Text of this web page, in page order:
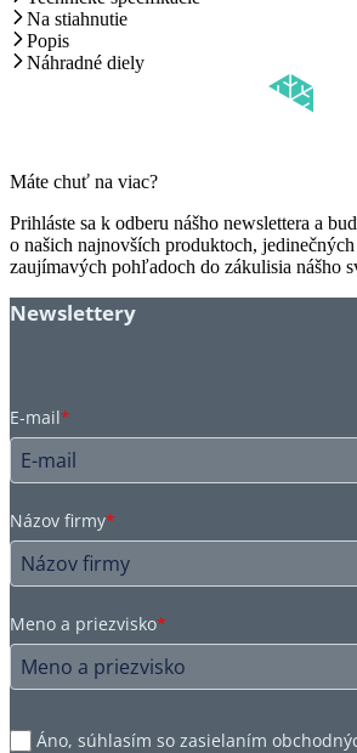
Na stiahnutie
Popis
Náhradné diely
Máte chuť na viac?
Prihláste sa k odberu nášho newslettera a
o našich najnovších produktoch,
zaujímavých pohľadoch do zákulisia nášho
Newslettery
E-mail*
Názov firmy*
Meno a priezvisko*
Áno, súhlasím so zasielaním